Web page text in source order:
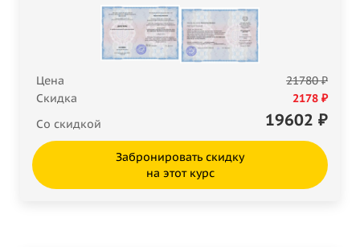
Цена
21780 ₽
Скидка
2178 ₽
Со скидкой
19602 ₽
Забронировать скидку
на этот курс